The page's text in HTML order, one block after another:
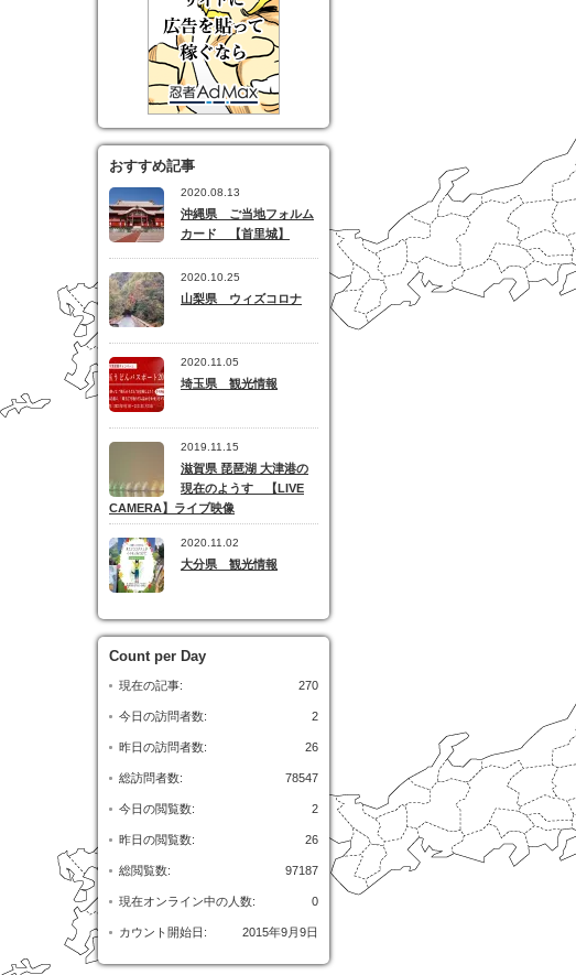
おすすめ記事
2020.08.13
沖縄県 ご当地フォルム
カード 【首里城】
2020.10.25
山梨県 ウィズコロナ
2020.11.05
埼玉県 観光情報
2019.11.15
滋賀県 琵琶湖 大津港の
現在のようす 【LIVE
CAMERA】ライブ映像
2020.11.02
大分県 観光情報
Count per Day
270
現在の記事:
2
今日の訪問者数:
26
昨日の訪問者数:
78547
総訪問者数:
2
今日の閲覧数:
26
昨日の閲覧数:
97187
総閲覧数:
0
現在オンライン中の人数:
2015年9月9日
カウント開始日: